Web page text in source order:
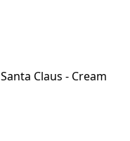
Claus - Cream